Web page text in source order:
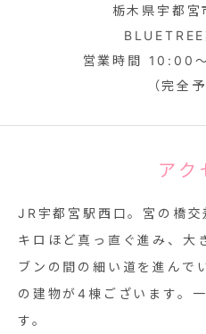
栃木県宇都宮
営業時間 10:00
（完全
アク
JR宇都宮駅西口。宮の橋
キロほど真っ直ぐ進み、大
ブンの間の細い道を進んで
の建物が4棟ございます。
す。